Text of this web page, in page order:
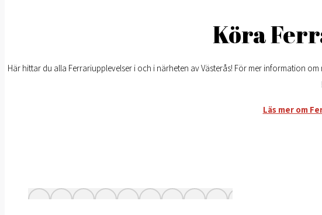
Köra
Här hittar du alla Ferrariupplevelser i och i närheten av Västerås! För mer information
Läs mer om